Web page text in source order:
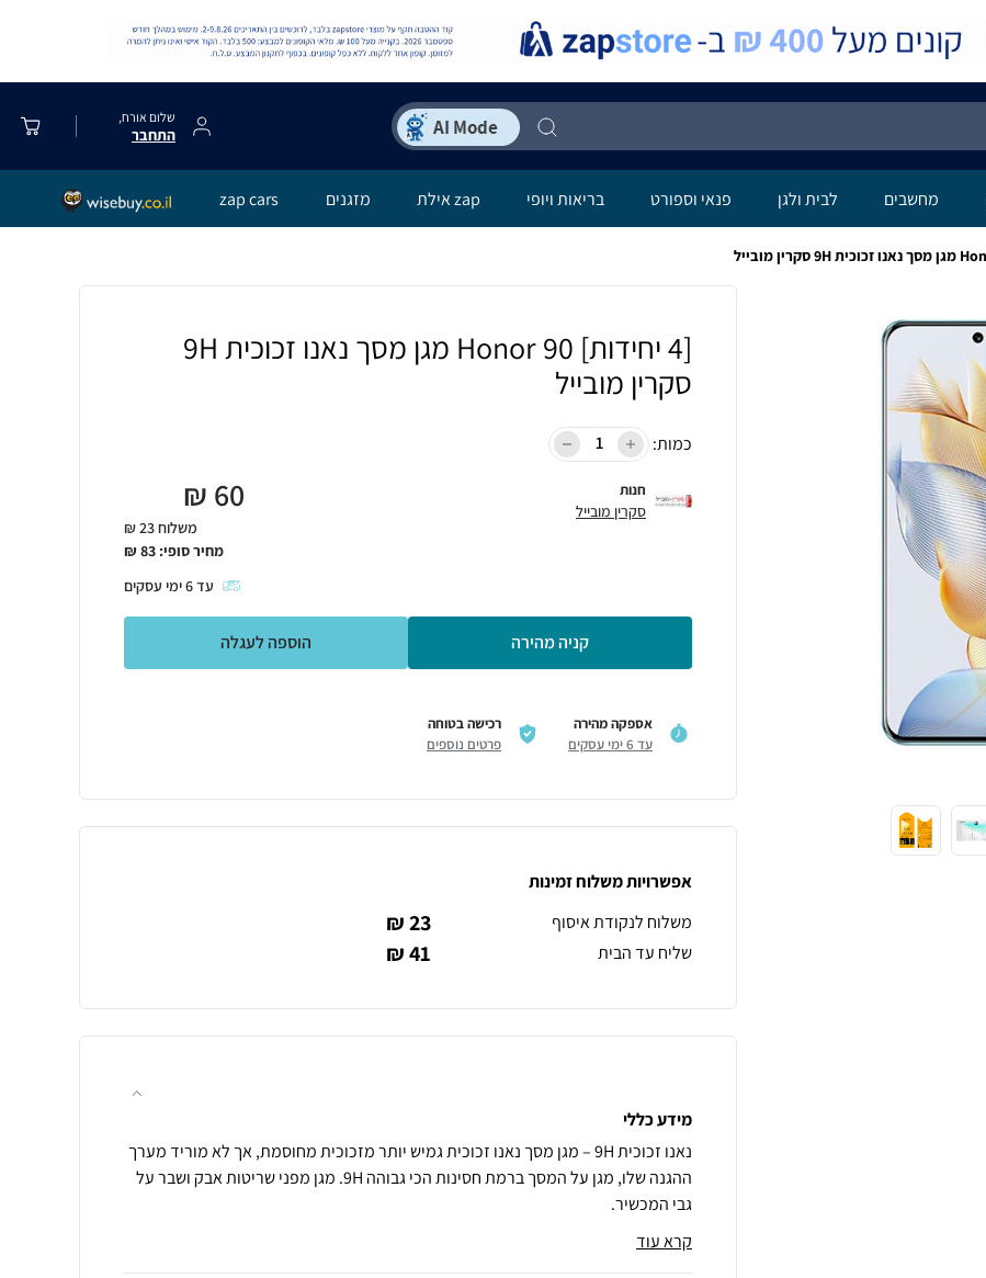
שלום אורח,
התחבר
מחשבים לבית ולגן פנאי וספורט בריאות ויופי zap אילת מזגנים zap cars
[4 יחידות] Honor 90 מגן מסך נאנו זכוכית 9H
סקרין מובייל
כמות:
חנות
סקרין מובייל 60
₪
משלוח 23 ₪
מחיר סופי: 83
₪
עד6ימי עסקים
קניה מהירה הוספה לעגלה
אספקה מהירה
עד 6 ימי עסקים
רכישה בטוחה
פרטים נוספים
אפשרויות משלוח זמינות
משלוח לנקודת איסוף
23 ₪
שליח עד הבית 41 ₪
מידע כללי
נאנו זכוכית 9H – מגן מסך נאנו זכוכית גמיש יותר מזכוכית מחוסמת, אך לא מוריד מערך
ההגנה שלו, מגן על המסך ברמת חסינות הכי גבוהה 9H. מגן מפני שריטות אבק ושבר על
גבי המכשיר.
קרא עוד